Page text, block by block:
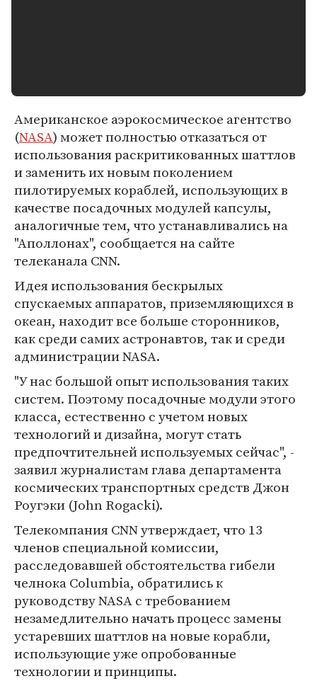
Американское аэрокосмическое агентство
(NASA) может полностью отказаться от
использования раскритикованных шаттлов
и заменить их новым поколением
пилотируемых кораблей, использующих в
качестве посадочных модулей капсулы,
аналогичные тем, что устанавливались на
"Аполлонах", сообщается на сайте
телеканала CNN.
Идея использования бескрылых
спускаемых аппаратов, приземляющихся в
океан, находит все больше сторонников,
как среди самих астронавтов, так и среди
администрации NASA.
"У нас большой опыт использования таких
систем. Поэтому посадочные модули этого
класса, естественно с учетом новых
технологий и дизайна, могут стать
предпочтительней используемых сейчас", -
заявил журналистам глава департамента
космических транспортных средств Джон
Роугэки (John Rogacki).
Телекомпания CNN утверждает, что 13
членов специальной комиссии,
расследовавшей обстоятельства гибели
челнока Columbia, обратились к
руководству NASA с требованием
незамедлительно начать процесс замены
устаревших шаттлов на новые корабли,
использующие уже опробованные
технологии и принципы.